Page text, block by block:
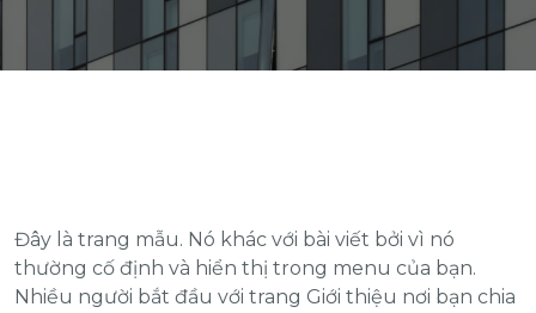
Đây là trang mẫu. Nó khác với bài viết bởi vì nó
thường cố định và hiển thị trong menu của bạn.
Nhiều người bắt đầu với trang Giới thiệu nơi bạn chia